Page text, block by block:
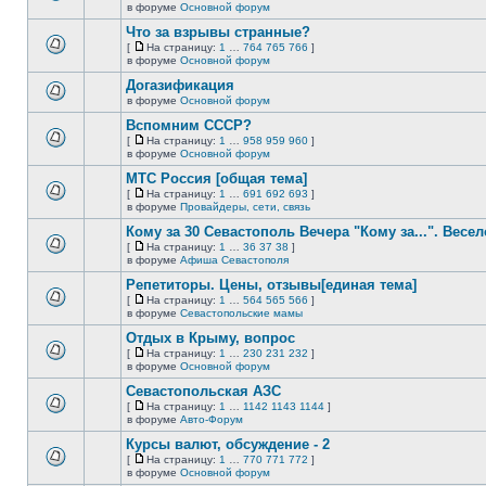
непрочитанных
сообщений.
этой
непрочитанных
сообщений.
На
страницу
в форуме Основной форум
этой
непрочитанных
сообщений.
Что за взрывы странные?
[
На
страницу
На страницу: 1 764 765 766 ]
в форуме Основной форум
непрочитанных
сообщений.
Догазификация
в форуме Основной форум
этой
непрочитанных
сообщений.
Вспомним СССР?
[
На
страницу
На страницу: 1 958 959 960 ]
в форуме Основной форум
этой
непрочитанных
сообщений.
МТС Россия [общая тема]
[
На
страницу
На страницу: 1 691 692 693 ]
в форуме Провайдеры, сети, связь
этой
непрочитанных
сообщений.
Кому за 30 Севастополь Вечера "Кому за...".
[
На
страницу
На страницу: 1 36 37 38 ]
в форуме Афиша Севастополя
этой
непрочитанных
сообщений.
Репетиторы. Цены, отзывы[единая тема]
[
На
страницу
На страницу: 1 564 565 566 ]
в форуме Севастопольские мамы
этой
непрочитанных
сообщений.
Отдых в Крыму, вопрос
[
На
страницу
На страницу: 1 230 231 232 ]
в форуме Основной форум
этой
непрочитанных
Севастопольская АЗС
[
На
страницу
На страницу: 1 1142 1143 1144 ]
в форуме Авто-Форум
Курсы валют, обсуждение - 2
[
На
страницу
На страницу: 1 770 771 772 ]
в форуме Основной форум